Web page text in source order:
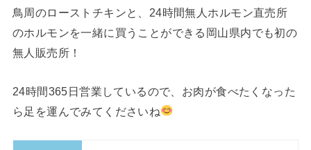
鳥周のローストチキンと、24時間無人ホルモン直売所
のホルモンを一緒に買うことができる岡山県内でも初の
無人販売所！
24時間365日営業しているので、お肉が食べたくなった
ら足を運んでみてくださいね